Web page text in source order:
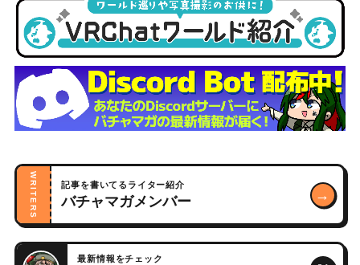
WRITERS 記事を書いてるライター紹介
バチャマガメンバー →
最新情報をチェック